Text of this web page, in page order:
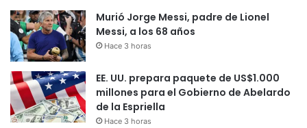
Murió Jorge Messi, padre de Lionel
Messi, a los 68 años
Hace 3 horas
EE. UU. prepara paquete de US$1.000
millones para el Gobierno de Abelardo
de la Espriella
Hace 3 horas